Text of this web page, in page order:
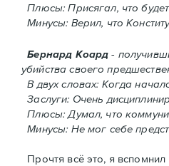
Плюсы: Присягал, что
Минусы: Верил, что
Бернард Коард-
убийства своего
В двух словах: Когда
Заслуги: Очень
Плюсы: Думал, что
Минусы: Не мог себе
Прочтя всё это, я